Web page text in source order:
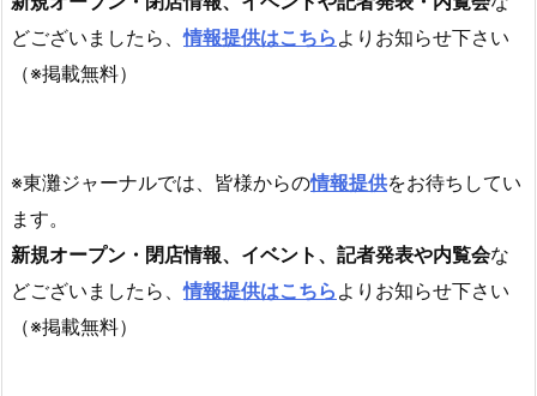
どございましたら、情報提供はこちら よりお知らせ下さい
（※掲載無料）
※東灘ジャーナルでは、皆様からの情報提供をお待ちしてい
ます。
新規オープン・閉店情報、イベント、記者発表や内覧会な
どございましたら、情報提供はこちら よりお知らせ下さい
（※掲載無料）